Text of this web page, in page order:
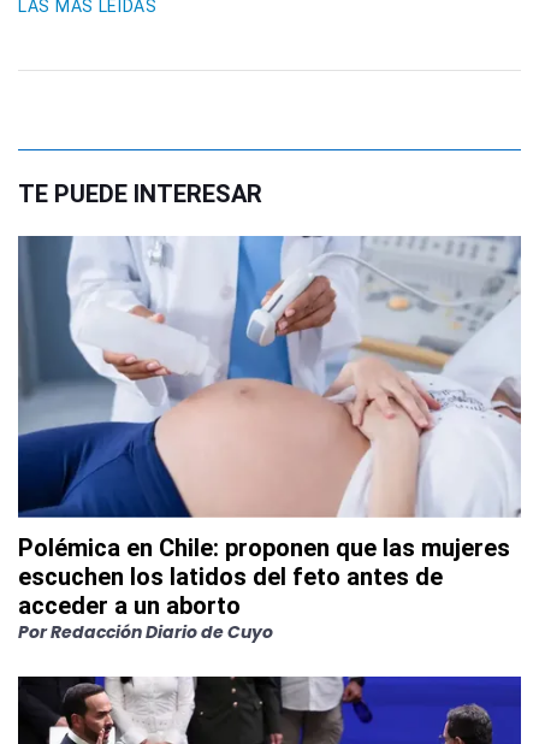
LAS MÁS LEIDAS
TE PUEDE INTERESAR
Polémica en Chile: proponen que las mujeres
escuchen los latidos del feto antes de
acceder a un aborto
PorRedacción Diario de Cuyo